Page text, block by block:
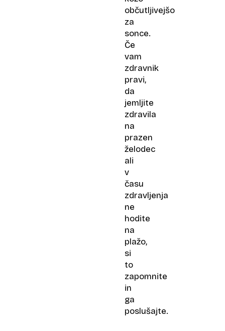
občutljivejšo
za
sonce.
Če
vam
zdravnik
pravi,
da
jemljite
zdravila
na
prazen
želodec
ali
v
času
zdravljenja
ne
hodite
na
plažo,
si
to
zapomnite
in
ga
poslušajte.